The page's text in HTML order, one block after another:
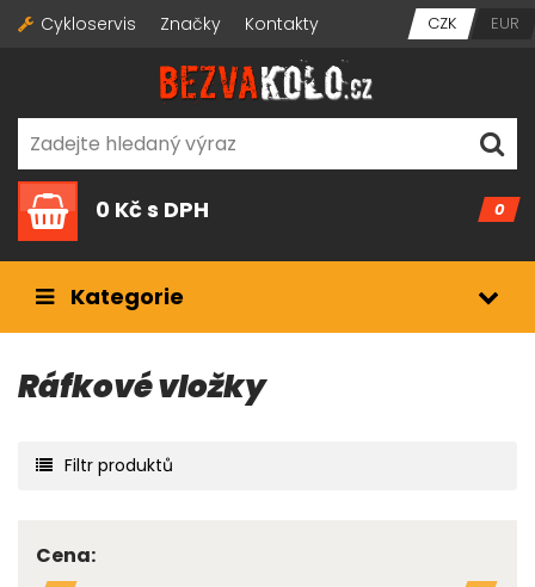
Cykloservis Značky Kontakty CZK EUR
0
0 Kčs DPH
Kategorie
Ráfkové vložky
Filtr produktů
Cena: